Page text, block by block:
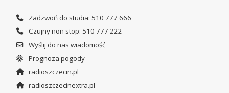
Zadzwoń do studia: 510 777 666
Czujny non stop: 510 777 222
Wyślij do nas wiadomość
Prognoza pogody
radioszczecin.pl
radioszczecinextra.pl